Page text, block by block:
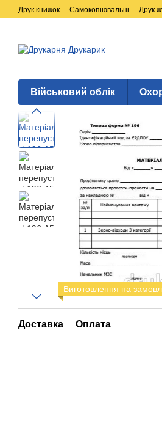
Перейти до основного контенту
Друк книжок Самокопіювальні Друк
Військовий облік
Виготовлення на
Доставка Оплата